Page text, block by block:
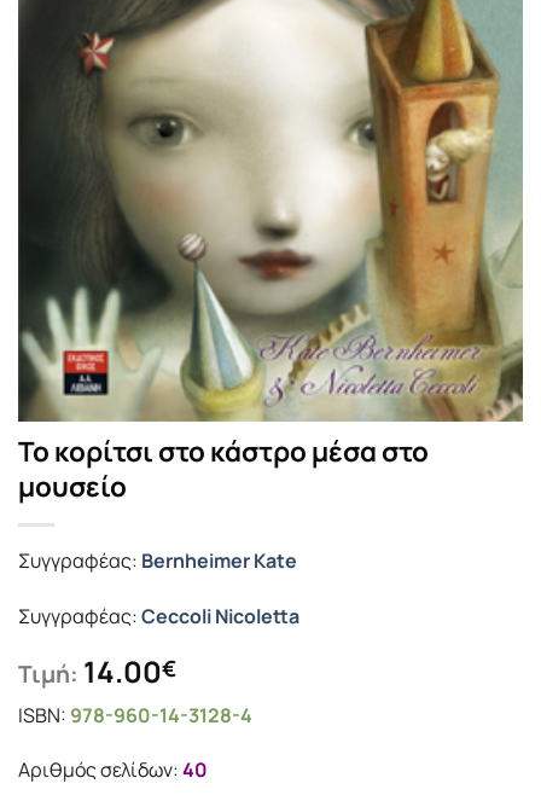
Το κορίτσι στο κάστρο μέσα στο
μουσείο
Συγγραφέας: Bernheimer Kate
Συγγραφέας:Ceccoli Nicoletta
Τιμή: 14.00€
ISBN: 978-960-14-3128-4
Αριθμός σελίδων:40